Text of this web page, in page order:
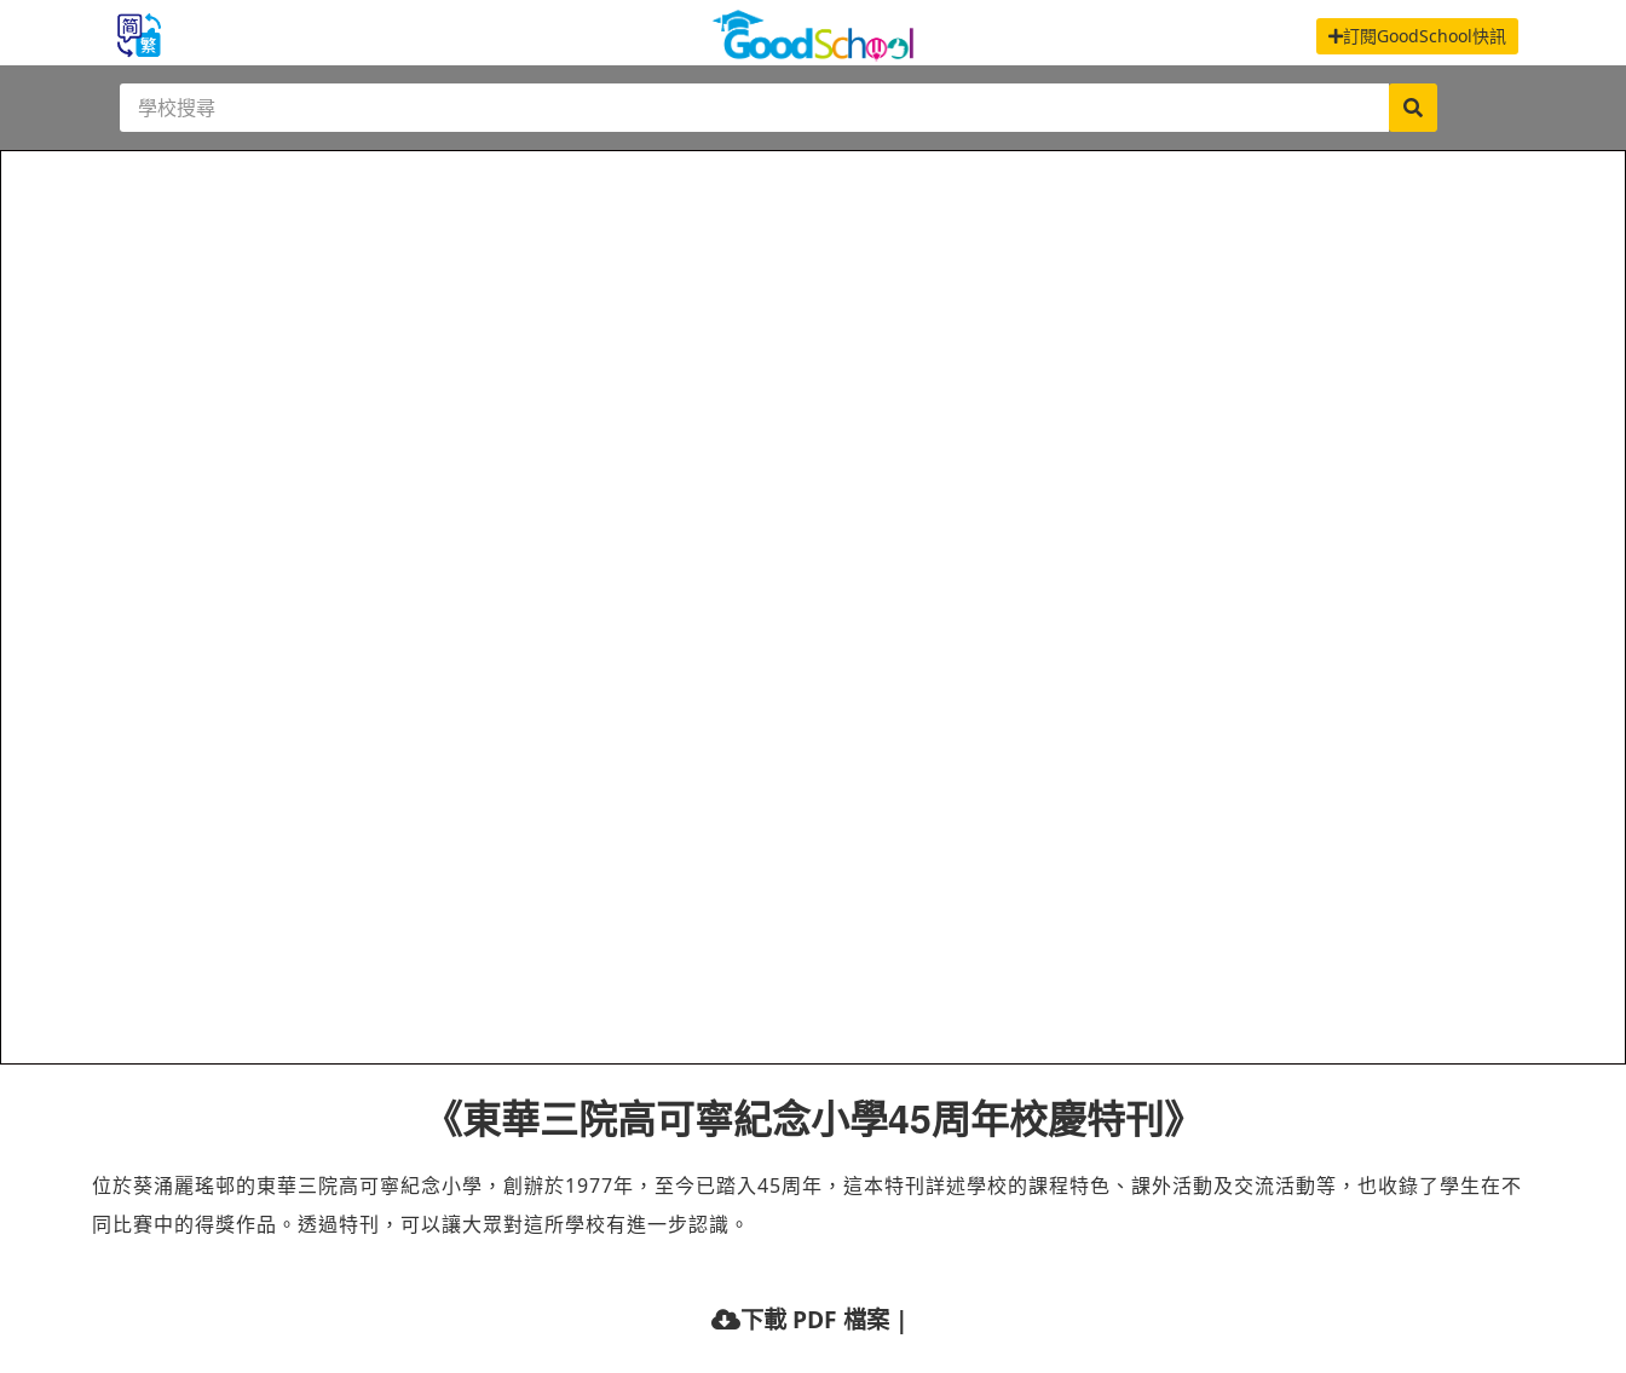
訂閱GoodSchool快訊
《東華三院高可寧紀念小學45周年校慶特刊》
位於葵涌麗瑤邨的東華三院高可寧紀念小學，創辦於1977年，至今已踏入45周年，這本特刊詳述學校的課程特色、課外活動及交流活動等，也收錄了學生在不
同比賽中的得獎作品。透過特刊，可以讓大眾對這所學校有進一步認識。
下載 PDF 檔案 |